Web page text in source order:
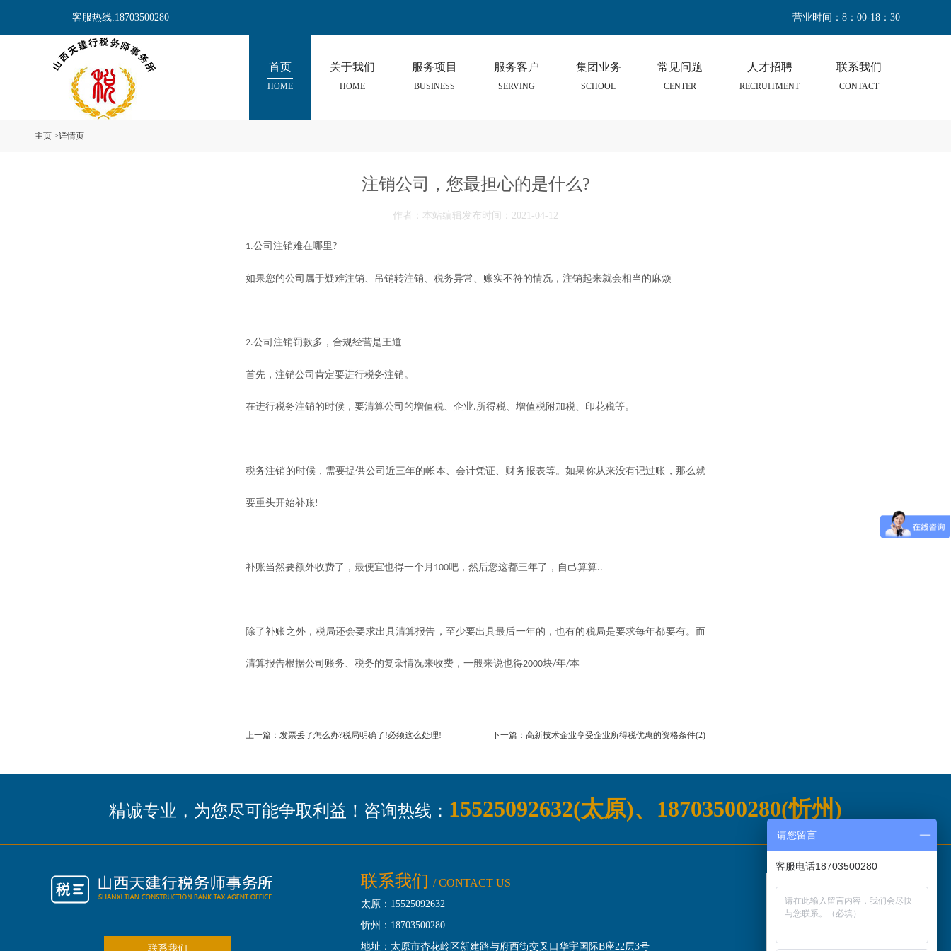
客服热线:18703500280 营业时间：8：00-18：30
首页
HOME
关于我们
HOME
服务项目
BUSINESS
服务客户
SERVING
集团业务
SCHOOL
常见问题
CENTER
人才招聘
RECRUITMENT
联系我们
CONTACT
主页 >详情页
注销公司，您最担心的是什么?
作者：本站编辑发布时间：2021-04-12
1.公司注销难在哪里 ?
如果您的公司属于疑难注销、吊销转注销、税务异常、账实不符的情况，注销起来就会相当的麻烦
2.公司注销罚款多，合规经营是王道
首先，注销公司肯定要进行税务注销。
在进行税务注销的时候，要清算公司的增值税、企业.所得税、增值税附加税、印花税等。
税务注销的时候，需要提供公司近三年的帐本、会计凭证、财务报表等。如果你从来没有记过账，那么就
要重头开始补账!
补账当然要额外收费了，最便宜也得一个月 100吧，然后您这都三年了，自己算算..
除了补账之外，税局还会要求出具清算报告，至少要出具最后一年的，也有的税局是要求每年都要有。而
清算报告根据公司账务、税务的复杂情况来收费，一般来说也得2000块/年/本
上一篇：发票丢了怎么办?税局明确了!必须这么处理! 下一篇：高新技术企业享受企业所得税优惠的资格条件(2)
精诚专业，为您尽可能争取利益！咨询热线： 15525092632(太原)、18703500280(忻州)
联系我们
联系我们 / CONTACT US
太原：15525092632
忻州：18703500280
地址： 太原市杏花岭区新建路与府西街交叉口华宇国际B座22层3号
请您留言
客服电话18703500280